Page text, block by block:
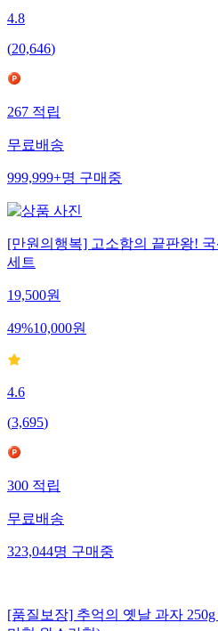
4.8
(20,646)
267 적립
무료배송
999,999+명 구매중
[만원의행복] 고소함의 끝판왕!
세트
19,500원
49%10,000원
4.6
(3,695)
300 적립
무료배송
323,044명 구매중
[품질보장] 추억의 옛날 과자